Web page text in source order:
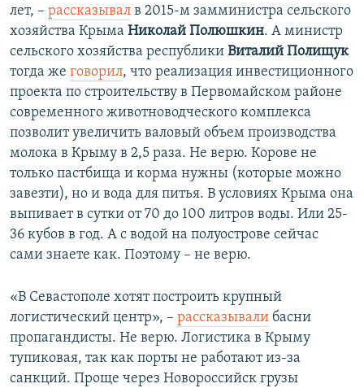
лет, – рассказывал в 2015-м замминистра сельского
хозяйства Крыма Николай Полюшкин. А министр
сельского хозяйства республики Виталий Полищук
тогда же говорил, что реализация инвестиционного
проекта по строительству в Первомайском районе
современного животноводческого комплекса
позволит увеличить валовый объем производства
молока в Крыму в 2,5 раза. Не верю. Корове не
только пастбища и корма нужны (которые можно
завезти), но и вода для питья. В условиях Крыма она
выпивает в сутки от 70 до 100 литров воды. Или 25-
36 кубов в год. А с водой на полуострове сейчас
сами знаете как. Поэтому – не верю.
«В Севастополе хотят построить крупный
логистический центр», – рассказывали басни
пропагандисты. Не верю. Логистика в Крыму
тупиковая, так как порты не работают из-за
санкций. Проще через Новороссийск грузы